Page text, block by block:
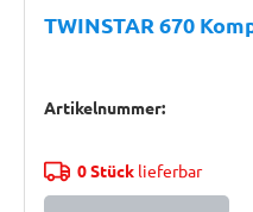
TWINSTAR 670
Artikelnummer:
0 Stücklieferbar